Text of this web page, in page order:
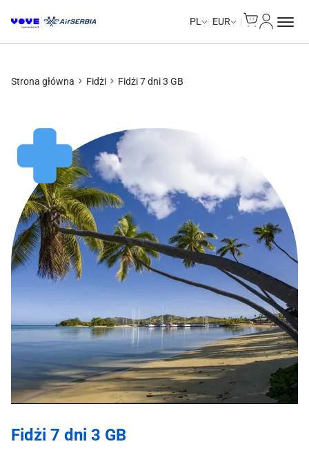
PL EUR
Strona główna Fidżi Fidżi 7 dni 3 GB
Fidżi 7 dni 3 GB